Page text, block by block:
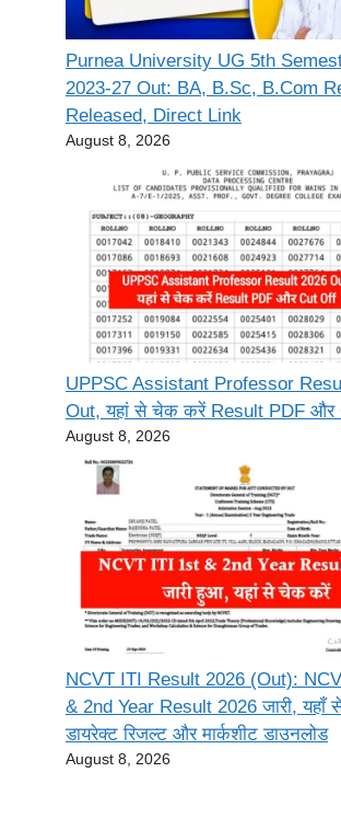
Purnea University UG 5th
2023-27 Out: BA, B.Sc, B.Com
Released, Direct Link
August 8, 2026
UPPSC Assistant Professor
Out, यहां से चेक करें Result PDF और
August 8, 2026
NCVT ITI Result 2026 (Out):
& 2nd Year Result 2026 जारी, यहाँ
डायरेक्ट रिजल्ट और मार्कशीट डाउनलोड
August 8, 2026